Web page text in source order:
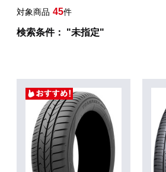
対象商品 45件
検索条件： "未指定"